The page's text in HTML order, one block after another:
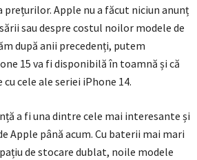
prețurilor. Apple nu a făcut niciun anunț
sau despre costul noilor modele de
după anii precedenți, putem
15 va fi disponibilă în toamnă și că
cele ale seriei iPhone 14.
a fi una dintre cele mai interesante și
Apple până acum. Cu baterii mai mari
de stocare dublat, noile modele